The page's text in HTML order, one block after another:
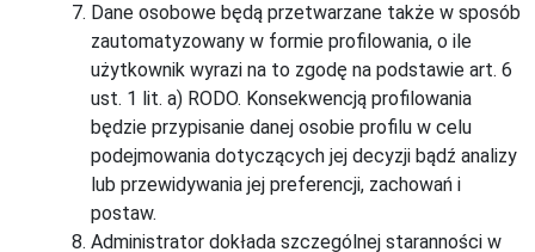
Dane osobowe będą przetwarzane także w sposób
zautomatyzowany w formie profilowania, o ile
użytkownik wyrazi na to zgodę na podstawie art. 6
ust. 1 lit. a) RODO. Konsekwencją profilowania
będzie przypisanie danej osobie profilu w celu
podejmowania dotyczących jej decyzji bądź analizy
lub przewidywania jej preferencji, zachowań i
postaw.
Administrator dokłada szczególnej staranności w